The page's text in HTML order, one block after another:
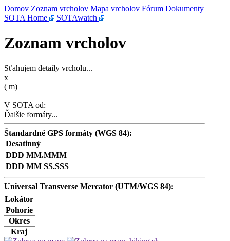
Domov Zoznam vrcholov Mapa vrcholov Fórum Dokumenty
SOTA Home
SOTAwatch
Zoznam vrcholov
Sťahujem detaily vrcholu...
x
( m)
V SOTA od:
Ďalšie formáty...
Štandardné GPS formáty (WGS 84):
Desatinný
DDD MM.MMM
DDD MM SS.SSS
Universal Transverse Mercator (UTM/WGS 84):
Lokátor
Pohorie
Okres
Kraj